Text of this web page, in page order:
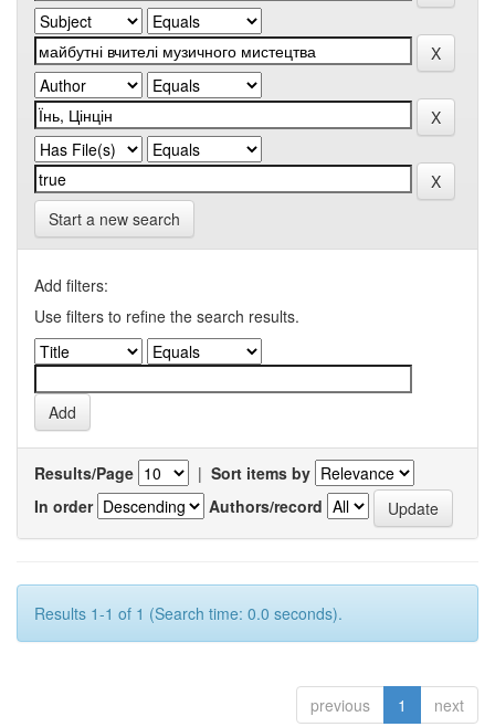
Start a new search
Add filters:
Use filters to refine the search results.
Results/Page | Sort items by
In order
Authors/record
Results 1-1 of 1 (Search time: 0.0 seconds).
previous 1 next